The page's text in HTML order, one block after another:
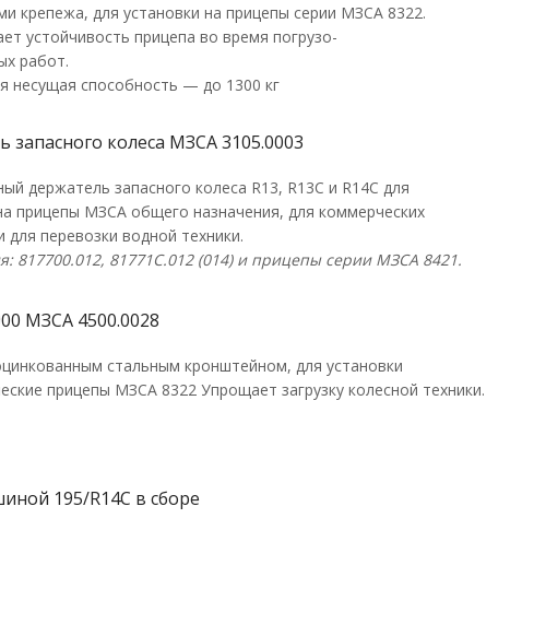
крепежа, для установки на прицепы серии МЗСА 8322.
устойчивость прицепа во время погрузо-
работ.
несущая способность — до 1300 кг
запасного колеса МЗСА 3105.0003
держатель запасного колеса R13, R13C и R14С для
прицепы МЗСА общего назначения, для коммерческих
для перевозки водной техники.
817700.012, 81771C.012 (014) и прицепы серии МЗСА 8421.
МЗСА 4500.0028
стальным кронштейном, для установки
прицепы МЗСА 8322 Упрощает загрузку колесной техники.
195/R14С в сборе